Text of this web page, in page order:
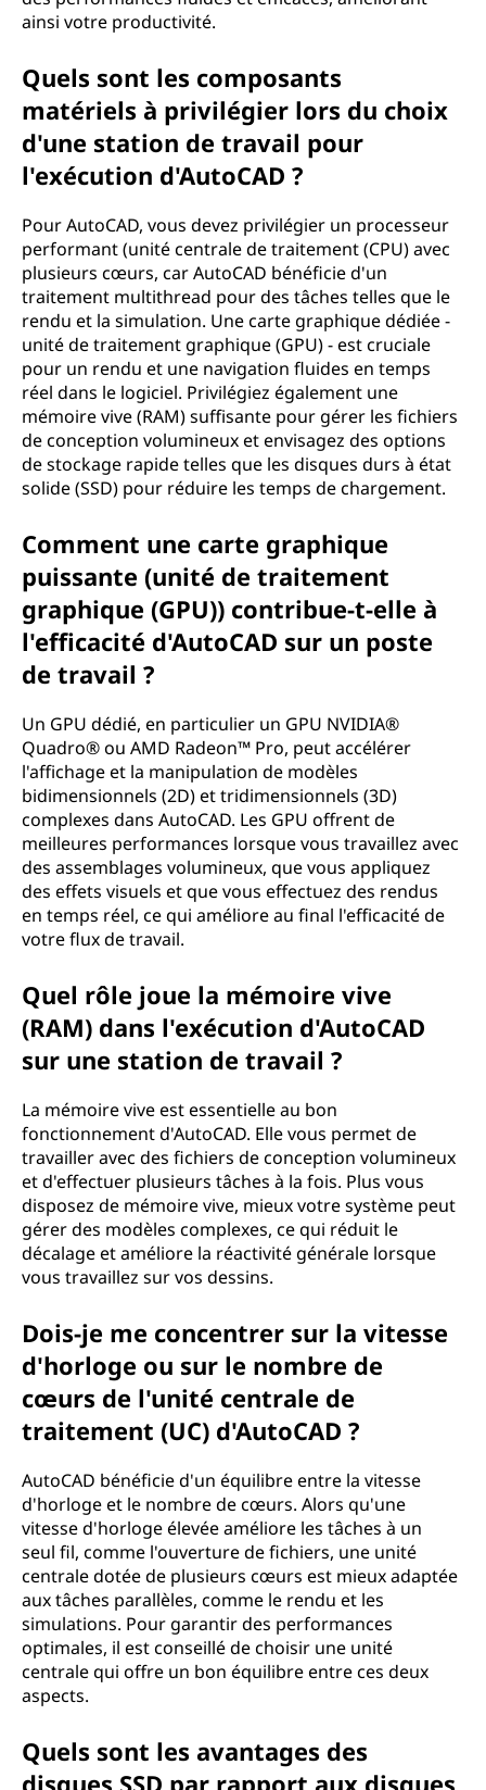
ainsi votre productivité.
Quels sont les composants
matériels à privilégier lors du choix
d'une station de travail pour
l'exécution d'AutoCAD ?
Pour AutoCAD, vous devez privilégier un processeur
performant (unité centrale de traitement (CPU) avec
plusieurs cœurs, car AutoCAD bénéficie d'un
traitement multithread pour des tâches telles que le
rendu et la simulation. Une carte graphique dédiée -
unité de traitement graphique (GPU) - est cruciale
pour un rendu et une navigation fluides en temps
réel dans le logiciel. Privilégiez également une
mémoire vive (RAM) suffisante pour gérer les fichiers
de conception volumineux et envisagez des options
de stockage rapide telles que les disques durs à état
solide (SSD) pour réduire les temps de chargement.
Comment une carte graphique
puissante (unité de traitement
graphique (GPU)) contribue-t-elle à
l'efficacité d'AutoCAD sur un poste
de travail ?
Un GPU dédié, en particulier un GPU NVIDIA®
Quadro® ou AMD Radeon™ Pro, peut accélérer
l'affichage et la manipulation de modèles
bidimensionnels (2D) et tridimensionnels (3D)
complexes dans AutoCAD. Les GPU offrent de
meilleures performances lorsque vous travaillez avec
des assemblages volumineux, que vous appliquez
des effets visuels et que vous effectuez des rendus
en temps réel, ce qui améliore au final l'efficacité de
votre flux de travail.
Quel rôle joue la mémoire vive
(RAM) dans l'exécution d'AutoCAD
sur une station de travail ?
La mémoire vive est essentielle au bon
fonctionnement d'AutoCAD. Elle vous permet de
travailler avec des fichiers de conception volumineux
et d'effectuer plusieurs tâches à la fois. Plus vous
disposez de mémoire vive, mieux votre système peut
gérer des modèles complexes, ce qui réduit le
décalage et améliore la réactivité générale lorsque
vous travaillez sur vos dessins.
Dois-je me concentrer sur la vitesse
d'horloge ou sur le nombre de
cœurs de l'unité centrale de
traitement (UC) d'AutoCAD ?
AutoCAD bénéficie d'un équilibre entre la vitesse
d'horloge et le nombre de cœurs. Alors qu'une
vitesse d'horloge élevée améliore les tâches à un
seul fil, comme l'ouverture de fichiers, une unité
centrale dotée de plusieurs cœurs est mieux adaptée
aux tâches parallèles, comme le rendu et les
simulations. Pour garantir des performances
optimales, il est conseillé de choisir une unité
centrale qui offre un bon équilibre entre ces deux
aspects.
Quels sont les avantages des
disques SSD par rapport aux disques